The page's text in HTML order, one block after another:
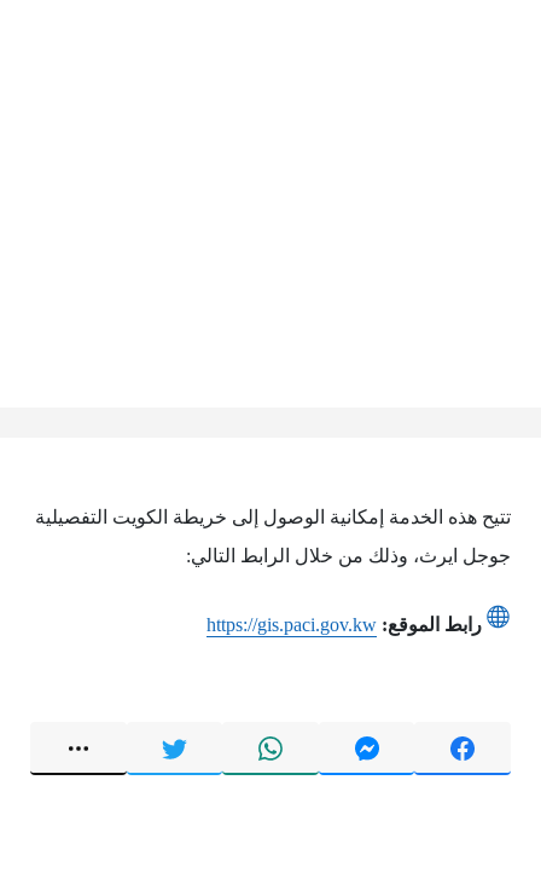
تتيح هذه الخدمة إمكانية الوصول إلى خريطة الكويت التفصيلية
جوجل ايرث، وذلك من خلال الرابط التالي:
رابط الموقع: https://gis.paci.gov.kw